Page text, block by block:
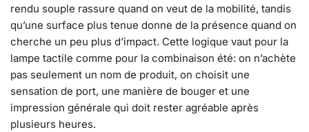
rendu souple rassure quand on veut de la mobilité, tandis
qu’une surface plus tenue donne de la présence quand on
cherche un peu plus d’impact. Cette logique vaut pour la
lampe tactile comme pour la combinaison été: on n’achète
pas seulement un nom de produit, on choisit une
sensation de port, une manière de bouger et une
impression générale qui doit rester agréable après
plusieurs heures.